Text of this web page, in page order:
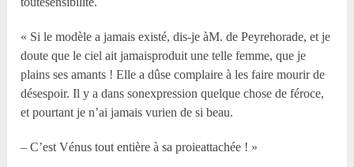
« Si le modèle a jamais existé, dis-je àM. de Peyrehorade, et je
doute que le ciel ait jamaisproduit une telle femme, que je
plains ses amants ! Elle a dûse complaire à les faire mourir de
désespoir. Il y a dans sonexpression quelque chose de féroce,
et pourtant je n’ai jamais vurien de si beau.
– C’est Vénus tout entière à sa proieattachée ! »